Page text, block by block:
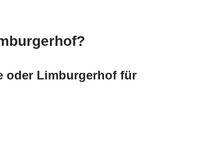
oder Limburgerhof für